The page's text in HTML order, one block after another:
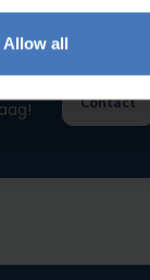
Allow all
Contact